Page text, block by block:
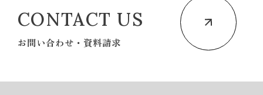
CONTACT US
お問い合わせ・資料請求